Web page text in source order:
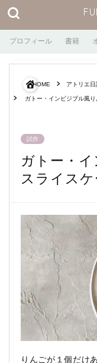
プロフィール 書籍
HOME アトリエ日
ガトー・インビジブル風
試作
ガトー・
スライスケ
りんごが１個だけ